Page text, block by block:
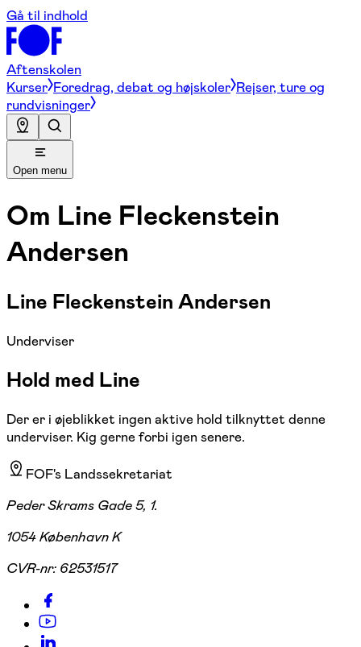
Gå til indhold
Aftenskolen
Kurser Foredrag, debat og højskoler Rejser, ture og
rundvisninger
Open menu
Om Line Fleckenstein
Andersen
Line Fleckenstein Andersen
Underviser
Hold med Line
Der er i øjeblikket ingen aktive hold tilknyttet denne
underviser. Kig gerne forbi igen senere.
FOF's Landssekretariat
Peder Skrams Gade 5, 1.
1054 København K
CVR-nr: 62531517